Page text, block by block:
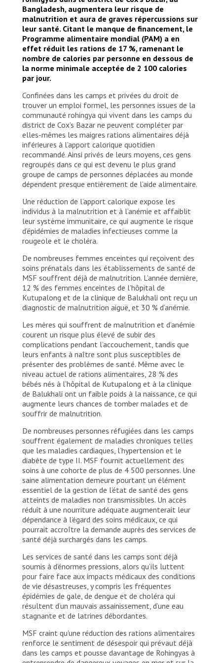
© Elizabeth Costa/MSF
Bangladesh, augmentera leur risque de
malnutrition et aura de graves répercussions sur
leur santé. Citant le manque de financement, le
Programme alimentaire mondial (PAM) a en
effet réduit les rations de 17 %, ramenant le
nombre de calories par personne en dessous de
la norme minimale acceptée de 2 100 calories
par jour.
Confinées dans les camps et privées du droit de
trouver un emploi formel, les personnes issues de la
communauté rohingya qui vivent dans les camps du
district de Cox’s Bazar ne peuvent compléter par
elles-mêmes les maigres rations alimentaires déjà
inférieures à l’apport calorique quotidien
recommandé. Ainsi privés de leurs moyens, ces gens
regroupés dans ce qui est devenu le plus grand
groupe de camps de personnes déplacées au monde
dépendent presque entièrement de l’aide alimentaire.
Une réduction de l’apport calorique expose les
individus à la malnutrition et à l’anémie et affaiblit
leur système immunitaire, ce qui augmente le risque
d’épidémies de maladies infectieuses comme la
rougeole et le choléra.
De nombreuses femmes enceintes qui reçoivent des
soins prénatals dans les établissements de santé de
MSF souffrent déjà de malnutrition. L’année dernière,
12 % des femmes enceintes de l’hôpital de
Kutupalong et de la clinique de Balukhali ont reçu un
diagnostic de malnutrition aiguë, et 30 % d’anémie.
Les mères qui souffrent de malnutrition et d’anémie
courent un risque plus élevé de subir des
complications pendant l’accouchement, tandis que
leurs enfants à naître sont plus susceptibles de
présenter des problèmes de santé. Même avec le
niveau actuel de rations alimentaires, 28 % des
bébés nés à l’hôpital de Kutupalong et à la clinique
de Balukhali ont un faible poids à la naissance, ce qui
augmente leurs chances de tomber malades et de
souffrir de malnutrition.
De nombreuses personnes réfugiées dans les camps
souffrent également de maladies chroniques telles
que les maladies cardiaques, l’hypertension et le
diabète de type II. MSF fournit actuellement des
soins à une cohorte de plus de 4 500 personnes. Une
saine alimentation demeure pourtant un élément
essentiel de la gestion de l’état de santé des gens
atteints de maladies non transmissibles. Un accès
réduit à une nourriture adéquate augmenterait leur
dépendance à l’égard des soins médicaux, ce qui
pourrait accroître la demande auprès des services de
santé déjà surchargés dans les camps.
Les services de santé dans les camps sont déjà
soumis à d’énormes pressions, alors qu’ils luttent
pour faire face aux impacts médicaux des conditions
de vie désastreuses, y compris les fréquentes
épidémies de gale, de dengue et de choléra qui
résultent d’un mauvais assainissement, d’une eau
stagnante et de latrines débordantes.
MSF craint qu’une réduction des rations alimentaires
renforce le sentiment de désespoir qui prévaut déjà
dans les camps et pousse davantage de Rohingyas à